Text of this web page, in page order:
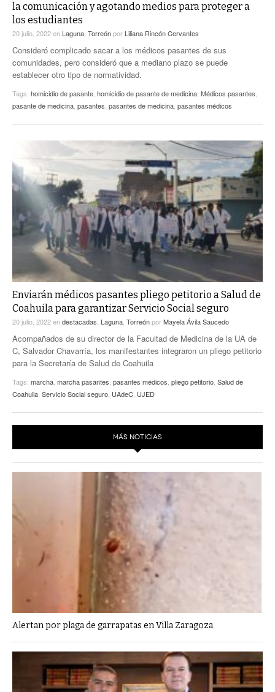
la comunicación y agotando medios para proteger a
los estudiantes
20 julio, 2022en Laguna Torreónpor Liliana Rincón Cervantes
Consideró complicado sacar a los médicos pasantes de sus
comunidades, pero consideró que a mediano plazo se puede
establecer otro tipo de normatividad.
Tags: homicidio de pasante homicidio de pasante de medicina Médicos pasantes
pasante de medicina pasantes pasantes de medicina pasantes médicos
Enviarán médicos pasantes pliego petitorio a Salud de
Coahuila para garantizar Servicio Social seguro
20 julio, 2022endestacadas Laguna TorreónporMayela Ávila Saucedo
Acompañados de su director de la Facultad de Medicina de la UA de
C, Salvador Chavarría, los manifestantes integraron un pliego petitorio
para la Secretaría de Salud de Coahuila
Tags: marcha marcha pasantes pasantes médicos pliego petitorio Salud de
Coahuila Servicio Social seguro UAdeC UJED
MÁS NOTICIAS
Alertan por plaga de garrapatas en Villa Zaragoza